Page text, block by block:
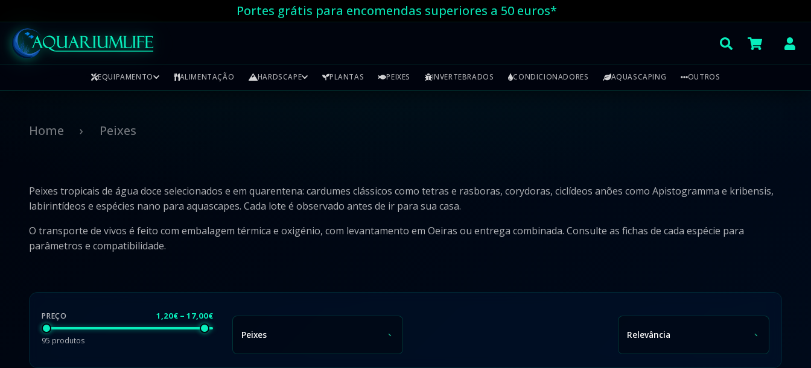
Portes grátis para encomendas superiores a 50 euros*
EQUIPAMENTO
Filtros Internos
Termostatos
Fertilizantes
LEDs
ALIMENTAÇÃO HARDSCAPE PLANTAS PEIXES INVERTEBRADOS CONDICIONADORES AQUASCAPING OUTROS
Home Peixes
Peixes tropicais de água doce selecionados e em quarentena: cardumes clássicos como tetras e rasboras, corydoras, ciclídeos anões como Apistogramma e kribensis,
labirintídeos e espécies nano para aquascapes. Cada lote é observado antes de ir para sua casa.
O transporte de vivos é feito com embalagem térmica e oxigénio, com levantamento em Oeiras ou entrega combinada. Consulte as fichas de cada espécie para
parâmetros e compatibilidade.
PREÇO 1,20€ – 17,00€
95 produtos Peixes Relevância